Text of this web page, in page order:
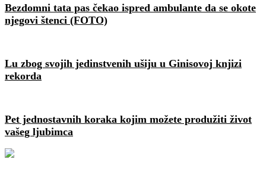
Bezdomni tata pas čekao ispred ambulante da se okote
njegovi štenci (FOTO)
Lu zbog svojih jedinstvenih ušiju u Ginisovoj knjizi
rekorda
Pet jednostavnih koraka kojim možete produžiti život
vašeg ljubimca